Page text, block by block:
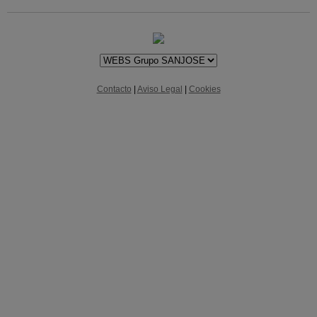
Contacto Aviso Legal Cookies